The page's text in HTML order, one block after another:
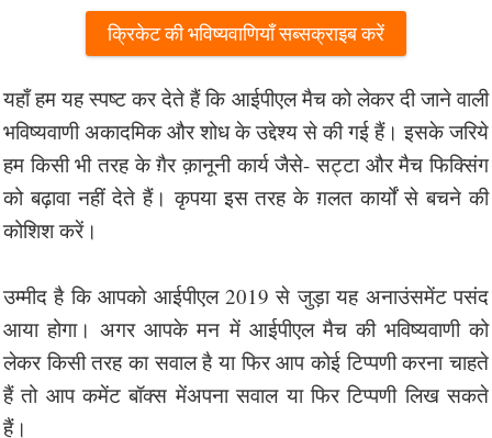
क्रिकेट की भविष्यवाणियाँ सब्सक्राइब करें
यहाँ हम यह स्पष्ट कर देते हैं कि आईपीएल मैच को लेकर दी जाने वाली
भविष्यवाणी अकादमिक और शोध के उद्देश्य से की गई हैं। इसके जरिये
हम किसी भी तरह के ग़ैर क़ानूनी कार्य जैसे- सट्टा और मैच फिक्सिंग
को बढ़ावा नहीं देते हैं। कृपया इस तरह के ग़लत कार्यों से बचने की
कोशिश करें।
उम्मीद है कि आपको आईपीएल 2019 से जुड़ा यह अनाउंसमेंट पसंद
आया होगा। अगर आपके मन में आईपीएल मैच की भविष्यवाणी को
लेकर किसी तरह का सवाल है या फिर आप कोई टिप्पणी करना चाहते
हैं तो आप कमेंट बॉक्स मेंअपना सवाल या फिर टिप्पणी लिख सकते
हैं।